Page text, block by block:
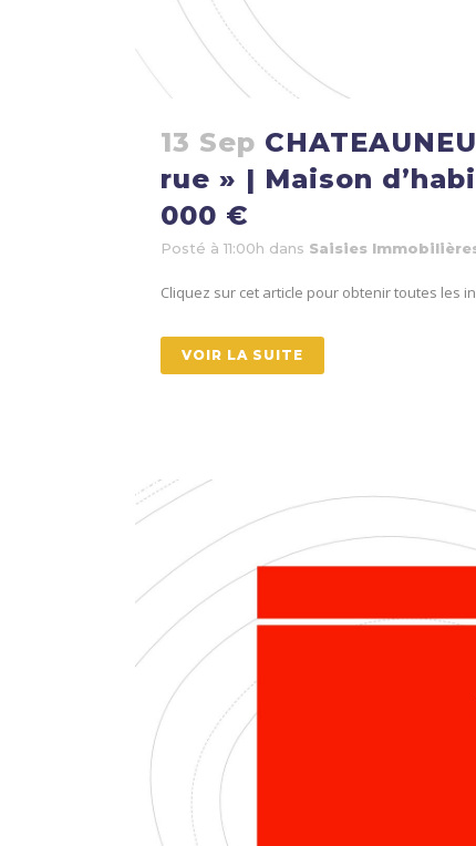
13 Sep
rue » | Maison
000 €
Posté à 11:00h dans Saisies
Cliquez sur cet article pour obtenir toutes les
VOIR LA SUITE